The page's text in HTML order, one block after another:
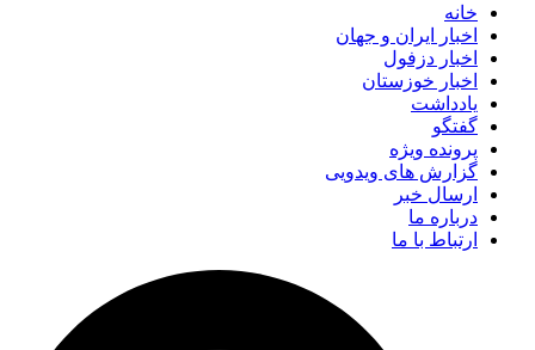
خانه
اخبار ایران و جهان
اخبار دزفول
اخبار خوزستان
یادداشت
گفتگو
پرونده ویژه
گزارش های ویدویی
ارسال خبر
درباره ما
ارتباط با ما